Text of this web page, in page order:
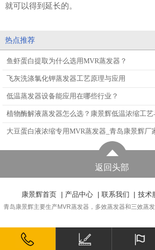
就可以得到延长的。
热点推荐
鱼虾蛋白提取为什么选用MVR蒸发器？
飞灰洗涤氯化钾蒸发器工艺原理与应用
低温蒸发器设备能应用在哪些行业？
植物酶解液蒸发器怎么选？康景辉低温浓缩工
大豆蛋白液浓缩专用MVR蒸发器_青岛康景辉厂
返回头部
康景辉首页 | 产品中心 | 联系我们 | 技术
青岛康景辉主要生产MVR蒸发器，多效蒸发器和三效蒸